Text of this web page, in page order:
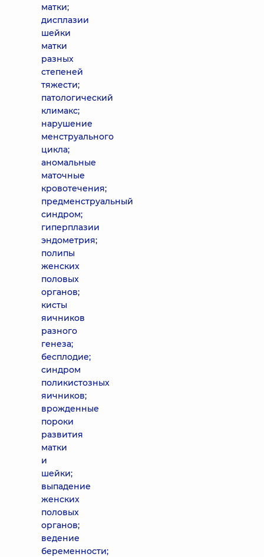
матки;
дисплазии
шейки
матки
разных
степеней
тяжести;
патологический
климакс;
нарушение
менструального
цикла;
аномальные
маточные
кровотечения;
предменструальный
синдром;
гиперплазии
эндометрия;
полипы
женских
половых
органов;
кисты
яичников
разного
генеза;
бесплодие;
синдром
поликистозных
яичников;
врожденные
пороки
развития
матки
и
шейки;
выпадение
женских
половых
органов;
ведение
беременности;